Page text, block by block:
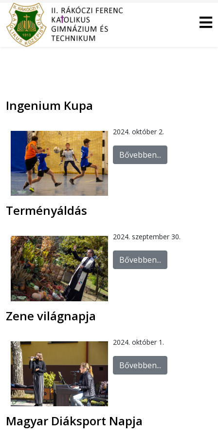
Ingenium Kupa
2024. október 2.
Bővebben...
Terményáldás
2024. szeptember 30.
Bővebben...
Zene világnapja
2024. október 1.
Bővebben...
Magyar Diáksport Napja